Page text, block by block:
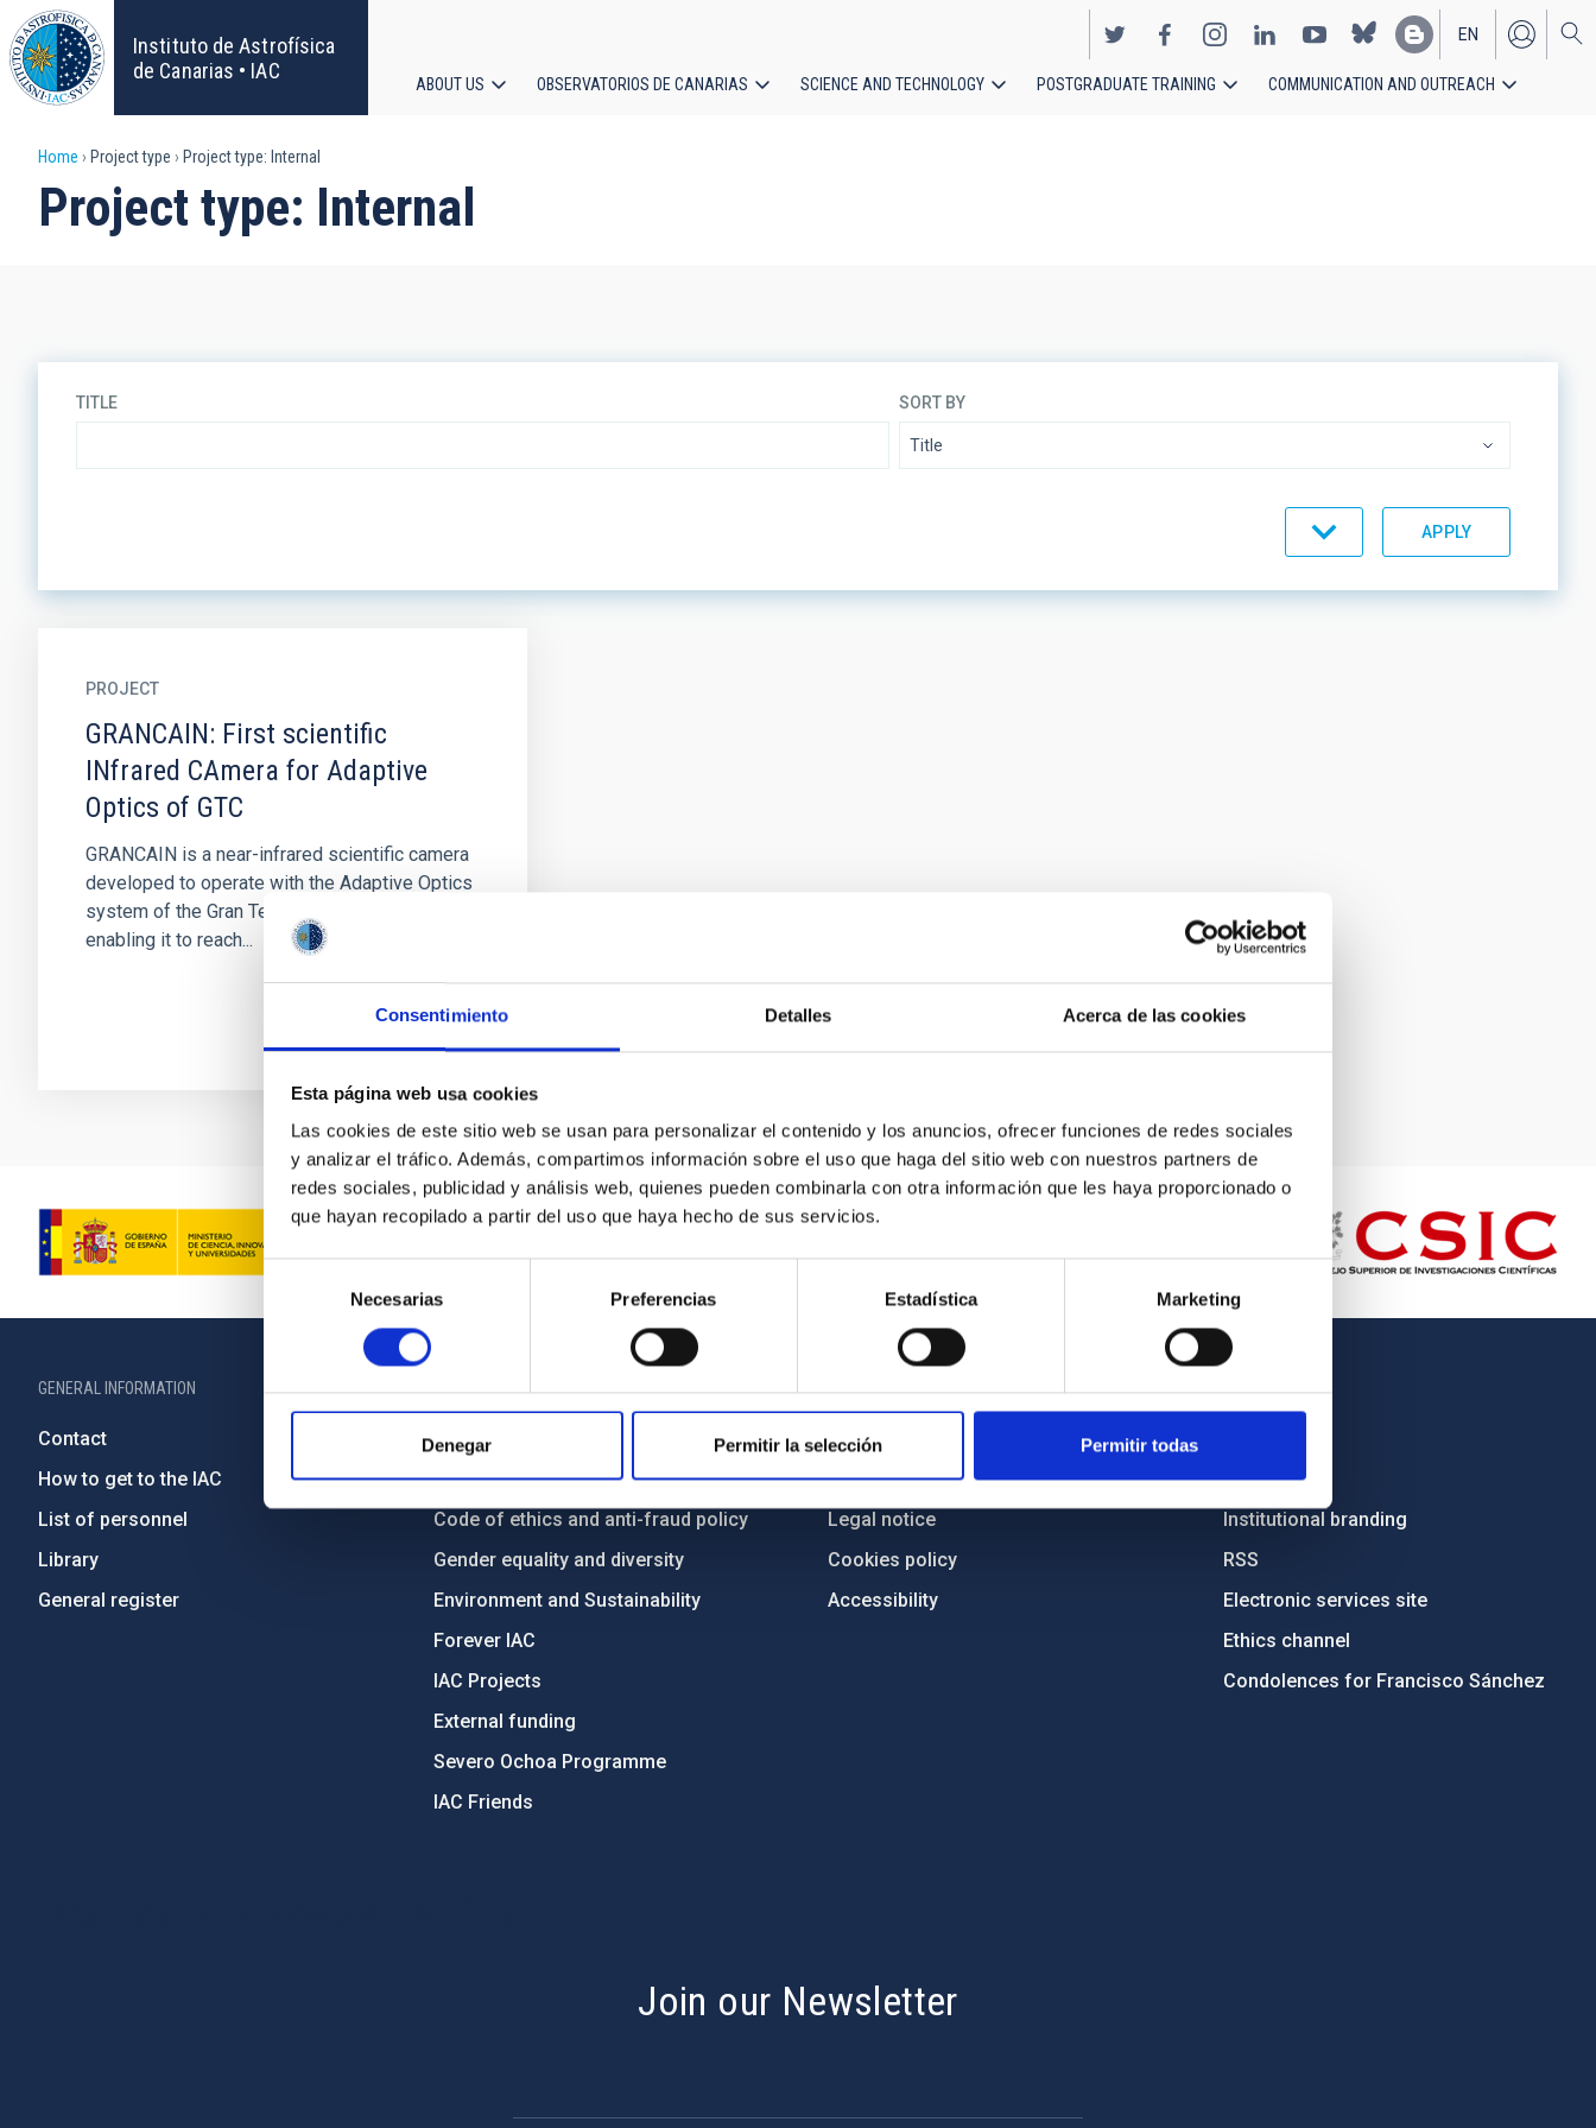
Consentimiento Detalles Acerca de las cookies
Esta página web usa cookies
Las cookies de este sitio web se usan para personalizar el contenido y los anuncios, ofrecer funciones de redes sociales
y analizar el tráfico. Además, compartimos información sobre el uso que haga del sitio web con nuestros partners de
redes sociales, publicidad y análisis web, quienes pueden combinarla con otra información que les haya proporcionado o
que hayan recopilado a partir del uso que haya hecho de sus servicios.
Selección
consentimiento
Necesarias Preferencias Estadística Marketing
Denegar Permitir la selección Permitir todas
Skip
to
main
content
Instituto de Astrofísica
de Canarias • IAC
EN
ES
navigation
ABOUT US OBSERVATORIOS DE CANARIAS SCIENCE AND TECHNOLOGY POSTGRADUATE TRAINING COMMUNICATION AND OUTREACH
Breadcrumb
Home Project type Project type: Internal
Project type: Internal
TITLE SORT BY
PROJECT
GRANCAIN: First scientific
INfrared CAmera for Adaptive
Optics of GTC
GRANCAIN is a near-infrared scientific camera
developed to operate with the Adaptive Optics
system of the Gran Telescopio Canarias (GTC),
enabling it to reach...
GENERAL INFORMATION
Contact
How to get to the IAC
List of personnel
Library
General register
ABOUT THE IAC
Legislation
Transparency
Code of ethics and anti-fraud policy
Gender equality and diversity
Environment and Sustainability
Forever IAC
IAC Projects
External funding
Severo Ochoa Programme
IAC Friends
IAC PORTAL
Sitemap
Privacy policy
Legal notice
Cookies policy
Accessibility
OTHER LINKS
Tenders
Institutional branding
RSS
Electronic services site
Ethics channel
Condolences for Francisco Sánchez
Join our Newsletter